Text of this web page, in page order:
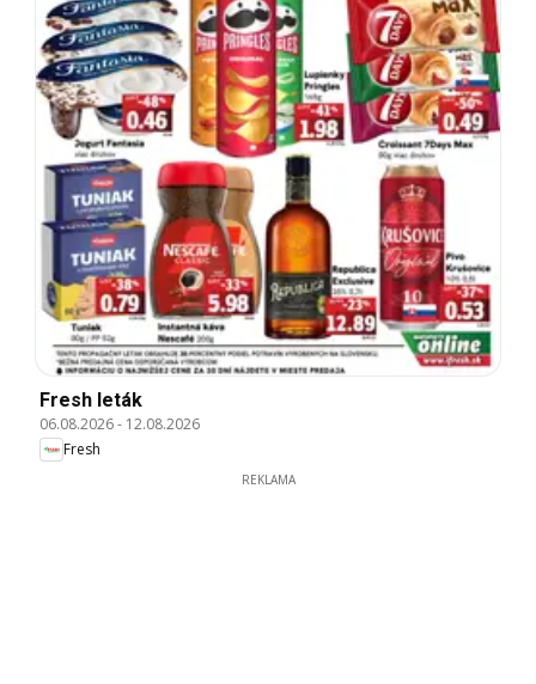
Fresh leták
06.08.2026- 12.08.2026
Fresh
REKLAMA